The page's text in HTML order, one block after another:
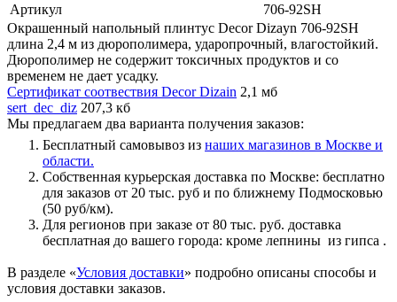
Артикул
706-92SH
Окрашенный напольный плинтус Decor Dizayn 706-92SH
длина 2,4 м из дюрополимера, ударопрочный, влагостойкий.
Дюрополимер не содержит токсичных продуктов и со
временем не дает усадку.
Сертификат соотвествия Decor Dizain 2,1 мб
sert_dec_diz 207,3 кб
Мы предлагаем два варианта получения заказов:
Бесплатный самовывоз из наших магазинов в Москве и
области.
Собственная курьерская доставка по Москве: бесплатно
для заказов от 20 тыс. руб и по ближнему Подмосковью
(50 руб/км).
Для регионов при заказе от 80 тыс. руб. доставка
бесплатная до вашего города: кроме лепнины из гипса .
В разделе «Условия доставки» подробно описаны способы и
условия доставки заказов.